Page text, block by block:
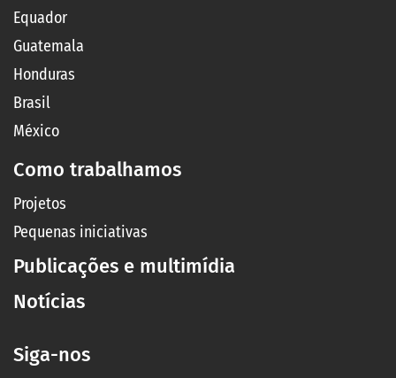
Equador
Guatemala
Honduras
Brasil
México
Como trabalhamos
Projetos
Pequenas iniciativas
Publicações e multimídia
Notícias
Siga-nos